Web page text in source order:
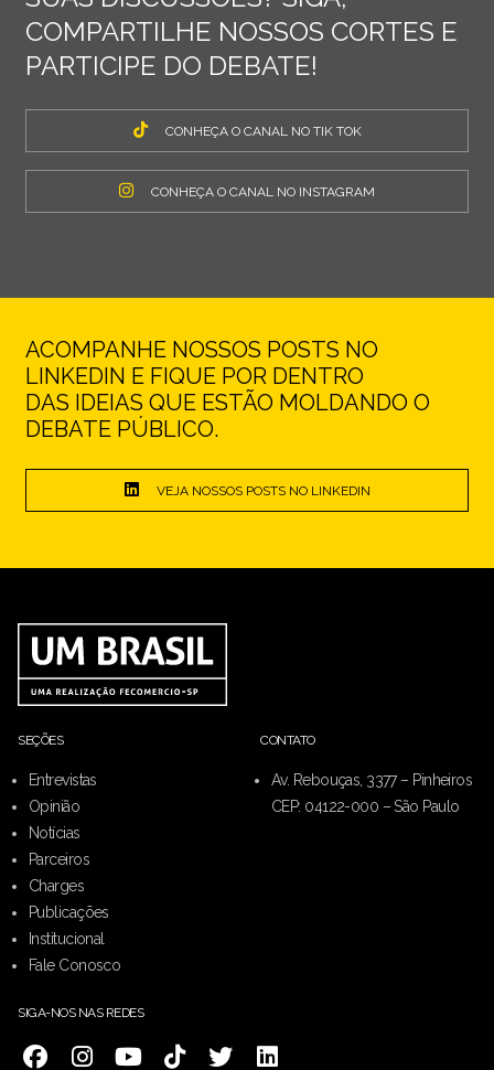
COMPARTILHE NOSSOS CORTES E
PARTICIPE DO DEBATE!
CONHEÇA O CANAL NO TIK TOK
CONHEÇA O CANAL NO INSTAGRAM
ACOMPANHE NOSSOS POSTS NO
LINKEDIN E FIQUE POR DENTRO
DAS IDEIAS QUE ESTÃO MOLDANDO O
DEBATE PÚBLICO.
VEJA NOSSOS POSTS NO LINKEDIN
SEÇÕES
Entrevistas
Opinião
Notícias
Parceiros
Charges
Publicações
Institucional
Fale Conosco
CONTATO
Av. Rebouças, 3377 – Pinheiros
CEP: 04122-000 – São Paulo
SIGA-NOS NAS REDES